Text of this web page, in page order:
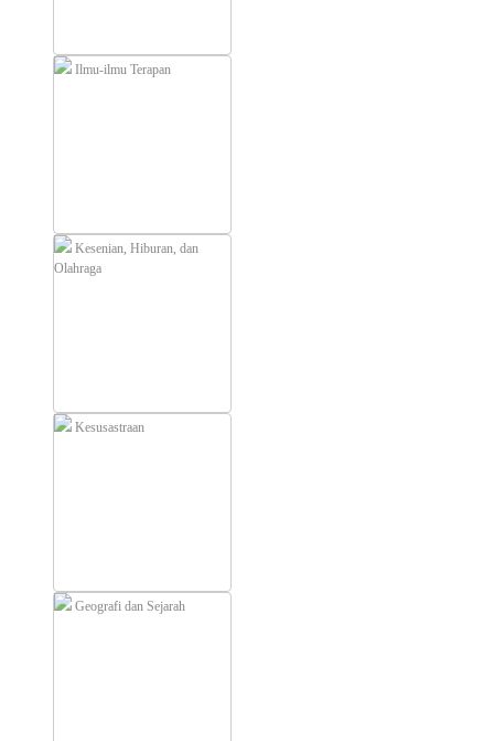
Ilmu-ilmu Terapan
Kesenian, Hiburan, dan
Olahraga
Kesusastraan
Geografi dan Sejarah